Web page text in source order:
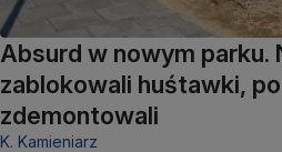
Absurd w nowym parku.
zablokowali huśtawki,
zdemontowali
K. Kamieniarz